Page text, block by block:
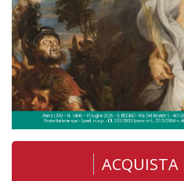
ACQUISTA